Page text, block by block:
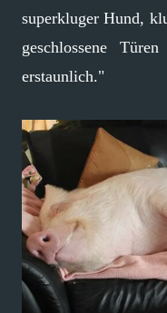
superkluger Hund,
geschlossene
erstaunlich."